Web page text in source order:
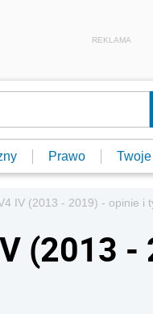
REKLAMA
Prawo
IV (2013 - 2019) - opinie i
(2013